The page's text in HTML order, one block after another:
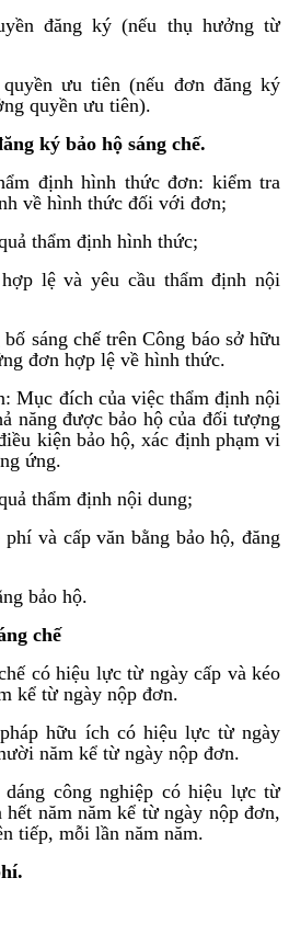
đăng ký (nếu thụ hưởng từ
ưu tiên (nếu đơn đăng ký
quyền ưu tiên).
ký bảo hộ sáng chế.
định hình thức đơn: kiểm tra
về hình thức đối với đơn;
thẩm định hình thức;
lệ và yêu cầu thẩm định nội
sáng chế trên Công báo sở hữu
đơn hợp lệ về hình thức.
Mục đích của việc thẩm định nội
năng được bảo hộ của đối tượng
kiện bảo hộ, xác định phạm vi
ứng.
thẩm định nội dung;
và cấp văn bằng bảo hộ, đăng
bảo hộ.
chế
có hiệu lực từ ngày cấp và kéo
kể từ ngày nộp đơn.
hữu ích có hiệu lực từ ngày
năm kể từ ngày nộp đơn.
công nghiệp có hiệu lực từ
hết năm năm kể từ ngày nộp đơn,
tiếp, mỗi lần năm năm.